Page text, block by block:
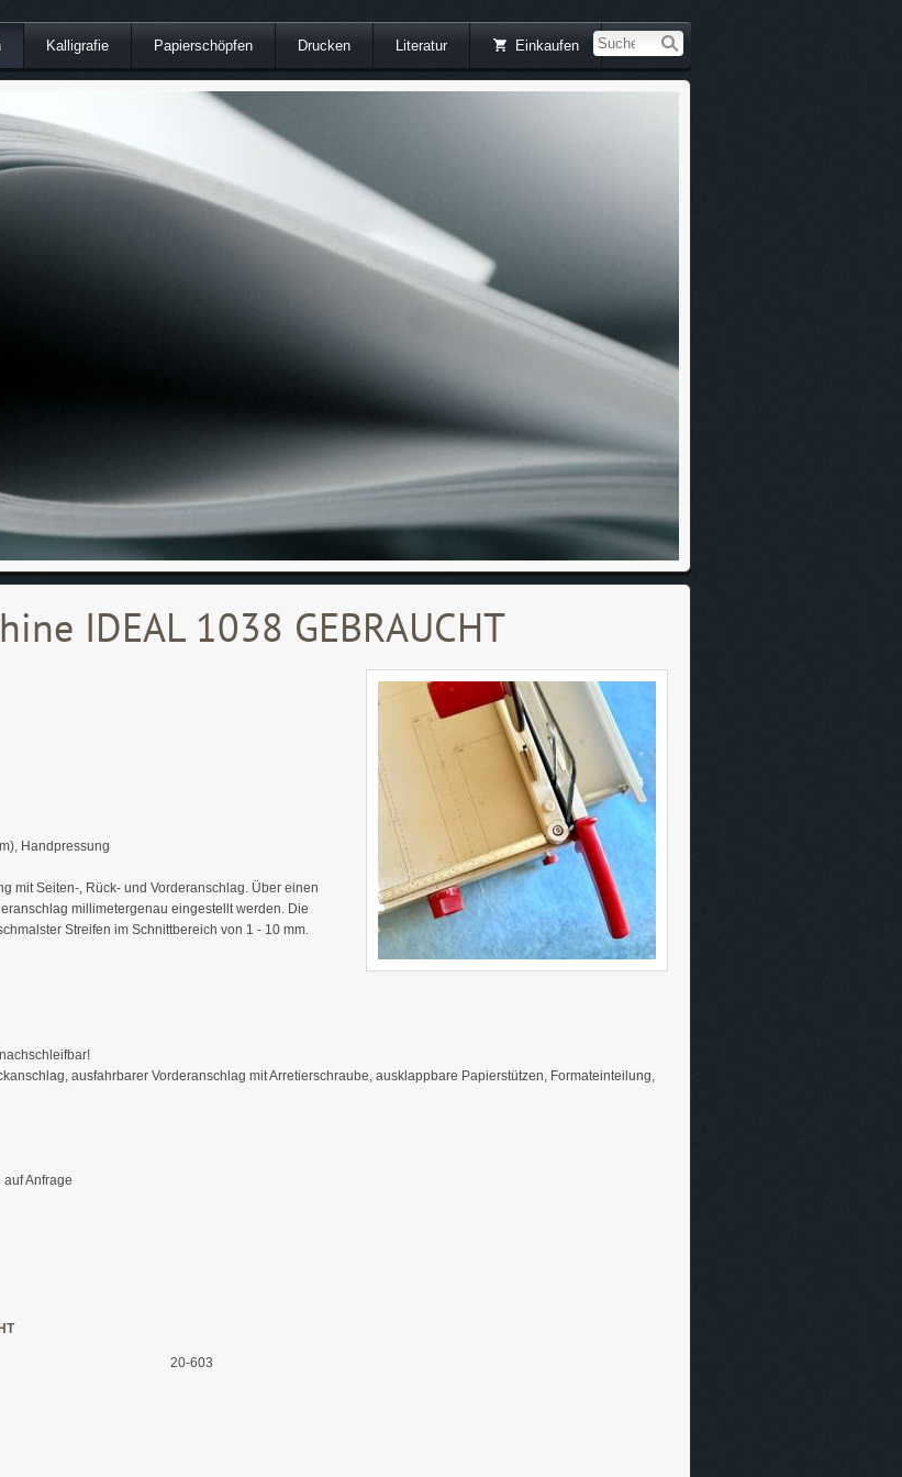
Kalligrafie Papierschöpfen Drucken Literatur Einkaufen
IDEAL 1038 GEBRAUCHT
Handpressung
mit Seiten-, Rück- und Vorderanschlag. Über einen
millimetergenau eingestellt werden. Die
Streifen im Schnittbereich von 1 - 10 mm.
ausfahrbarer Vorderanschlag mit Arretierschraube, ausklappbare Papierstützen, Formateinteilung,
auf Anfrage
20-603